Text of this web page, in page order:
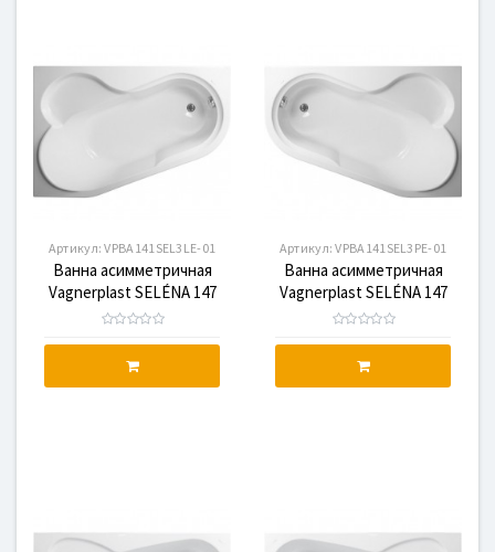
Артикул:VPBA141SEL3LE-01
Ванна асимметричная
Vagnerplast SELÉNA 147
L(VPBA141SEL3LE-01)
Артикул:VPBA141SEL3PE-01
Ванна асимметричная
Vagnerplast SELÉNA 147
P(VPBA141SEL3PE-01)